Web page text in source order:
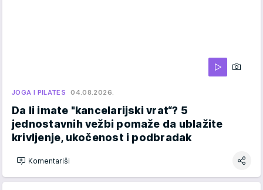
JOGA I PILATES 04.08.2026.
Da li imate "kancelarijski vrat“? 5
jednostavnih vežbi pomaže da ublažite
krivljenje, ukočenost i podbradak
Komentariši